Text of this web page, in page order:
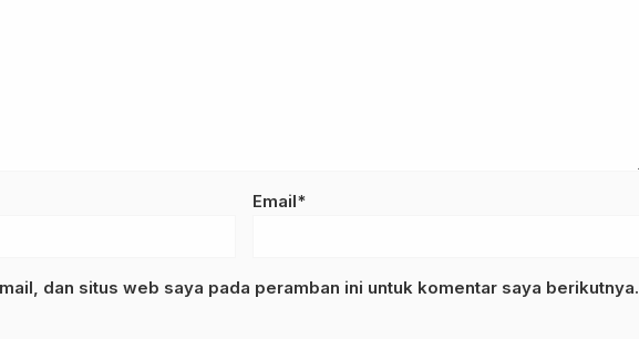
Email*
dan situs web saya pada peramban ini untuk komentar saya berikutnya.